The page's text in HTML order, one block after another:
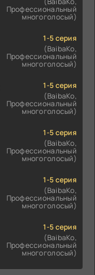
Профессиональный
многоголосый)
1-5 серия
(BaibaKo,
Профессиональный
многоголосый)
1-5 серия
(BaibaKo,
Профессиональный
многоголосый)
1-5 серия
(BaibaKo,
Профессиональный
многоголосый)
1-5 серия
(BaibaKo,
Профессиональный
многоголосый)
1-5 серия
(BaibaKo,
Профессиональный
многоголосый)